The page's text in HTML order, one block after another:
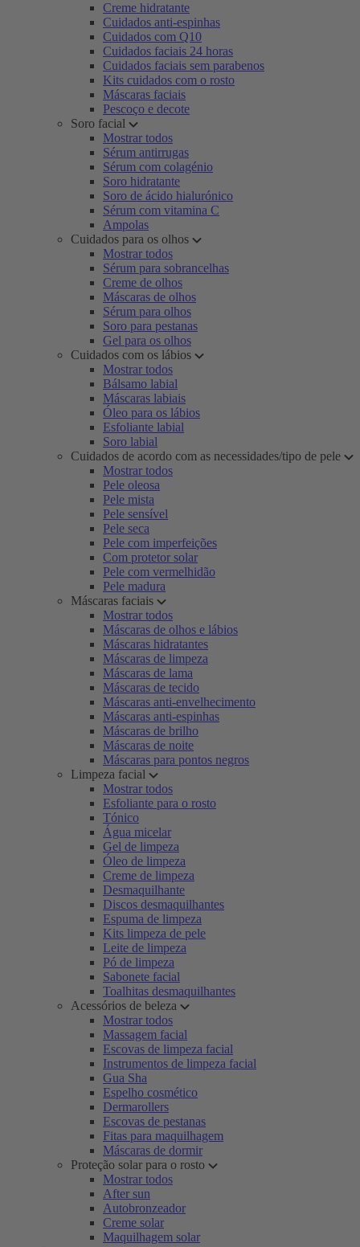
Creme hidratante
Cuidados anti-espinhas
Cuidados com Q10
Cuidados faciais 24 horas
Cuidados faciais sem parabenos
Kits cuidados com o rosto
Máscaras faciais
Pescoço e decote
Soro facial
Mostrar todos
Sérum antirrugas
Sérum com colagénio
Soro hidratante
Soro de ácido hialurónico
Sérum com vitamina C
Ampolas
Cuidados para os olhos
Mostrar todos
Sérum para sobrancelhas
Creme de olhos
Máscaras de olhos
Sérum para olhos
Soro para pestanas
Gel para os olhos
Cuidados com os lábios
Mostrar todos
Bálsamo labial
Máscaras labiais
Óleo para os lábios
Esfoliante labial
Soro labial
Cuidados de acordo com as necessidades/tipo de pele
Mostrar todos
Pele oleosa
Pele mista
Pele sensível
Pele seca
Pele com imperfeições
Com protetor solar
Pele com vermelhidão
Pele madura
Máscaras faciais
Mostrar todos
Máscaras de olhos e lábios
Máscaras hidratantes
Máscaras de limpeza
Máscaras de lama
Máscaras de tecido
Máscaras anti-envelhecimento
Máscaras anti-espinhas
Máscaras de brilho
Máscaras de noite
Máscaras para pontos negros
Limpeza facial
Mostrar todos
Esfoliante para o rosto
Tónico
Água micelar
Gel de limpeza
Óleo de limpeza
Creme de limpeza
Desmaquilhante
Discos desmaquilhantes
Espuma de limpeza
Kits limpeza de pele
Leite de limpeza
Pó de limpeza
Sabonete facial
Toalhitas desmaquilhantes
Acessórios de beleza
Mostrar todos
Massagem facial
Escovas de limpeza facial
Instrumentos de limpeza facial
Gua Sha
Espelho cosmético
Dermarollers
Escovas de pestanas
Fitas para maquilhagem
Máscaras de dormir
Proteção solar para o rosto
Mostrar todos
After sun
Autobronzeador
Creme solar
Maquilhagem solar